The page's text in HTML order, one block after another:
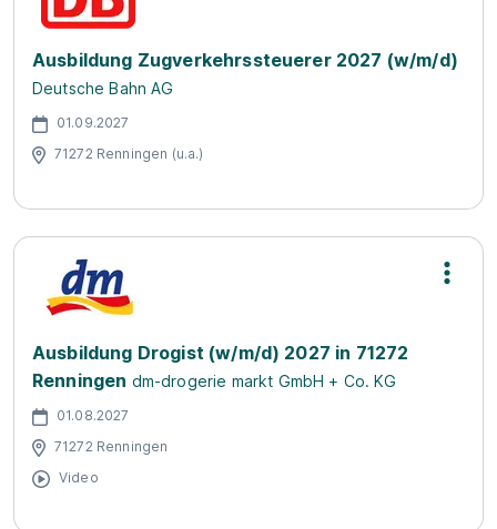
Ausbildung Zugverkehrssteuerer 2027 (w/m/d)
Deutsche Bahn AG
01.09.2027
71272 Renningen (u.a.)
Ausbildung Drogist (w/m/d) 2027 in 71272
Renningen dm-drogerie markt GmbH + Co. KG
01.08.2027
71272 Renningen
Video